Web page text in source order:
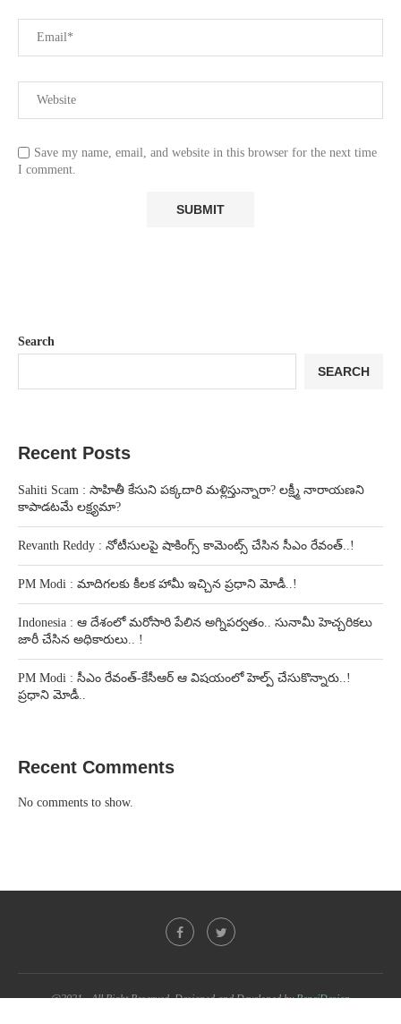
Save my name, email, and website in this browser for the next time
I comment.
Search
SEARCH
Recent Posts
Sahiti Scam : సాహితీ కేసుని పక్కదారి మళ్లిస్తున్నారా? లక్ష్మీ నారాయణని
కాపాడటమే లక్ష్యమా?
Revanth Reddy : నోటీసులపై షాకింగ్స్ కామెంట్స్ చేసిన సీఎం రేవంత్..!
PM Modi : మాదిగలకు కీలక హామీ ఇచ్చిన ప్రధాని మోడీ..!
Indonesia : ఆ దేశంలో మరోసారి పేలిన అగ్నిపర్వతం.. సునామీ హెచ్చరికలు
జారీ చేసిన అధికారులు.. !
PM Modi : సీఎం రేవంత్-కేసీఆర్ ఆ విషయంలో హెల్ప్ చేసుకొన్నారు..!
ప్రధాని మోడీ..
Recent Comments
No comments to show.
@2021 - All Right Reserved. Designed and Developed byPenciDesign